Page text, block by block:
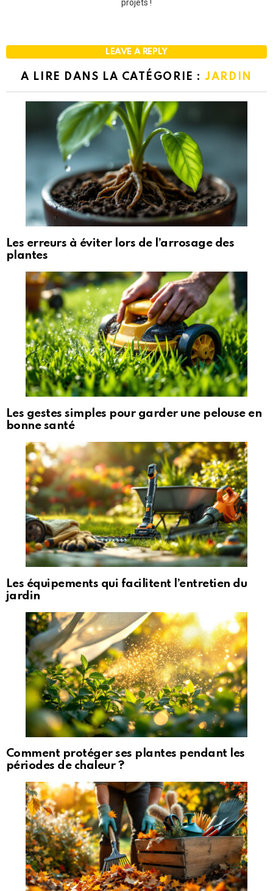
projets !
LEAVE A REPLY
A LIRE DANS LA CATÉGORIE :JARDIN
Les erreurs à éviter lors de l’arrosage des
plantes
Les gestes simples pour garder une pelouse en
bonne santé
Les équipements qui facilitent l’entretien du
jardin
Comment protéger ses plantes pendant les
périodes de chaleur ?